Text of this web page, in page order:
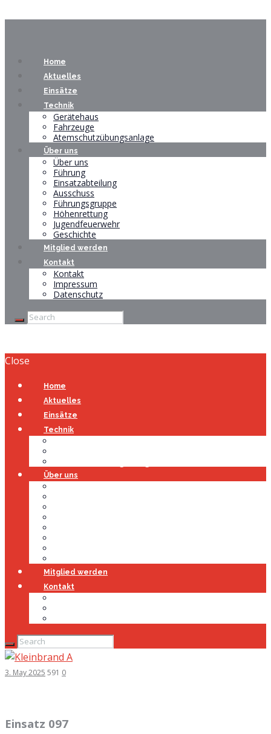
Home
Aktuelles
Einsätze
Technik
Gerätehaus
Fahrzeuge
Atemschutzübungsanlage
Über uns
Über uns
Führung
Einsatzabteilung
Ausschuss
Führungsgruppe
Höhenrettung
Jugendfeuerwehr
Geschichte
Mitglied werden
Kontakt
Kontakt
Impressum
Datenschutz
Close
Home
Aktuelles
Einsätze
Technik
Über uns
Mitglied werden
Kontakt
3. May 2025 591 0
Einsatz 097